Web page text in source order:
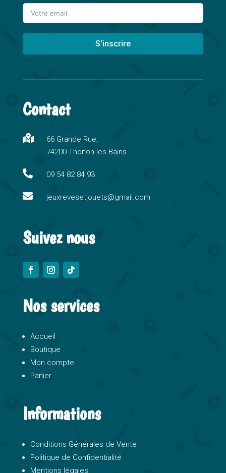
S'inscrire
l
e
n
a
i
e
Contact

66 Grande Rue,
74200 Thonon-les-Bains
 09 54 82 84 93
 jeuxrevesetjouets@gmail.com
Suivez nous
Nos services
Accueil
Boutique
Mon compte
Panier
Informations
Conditions Générales de Vente
Politique de Confidentialité
Mentions légales